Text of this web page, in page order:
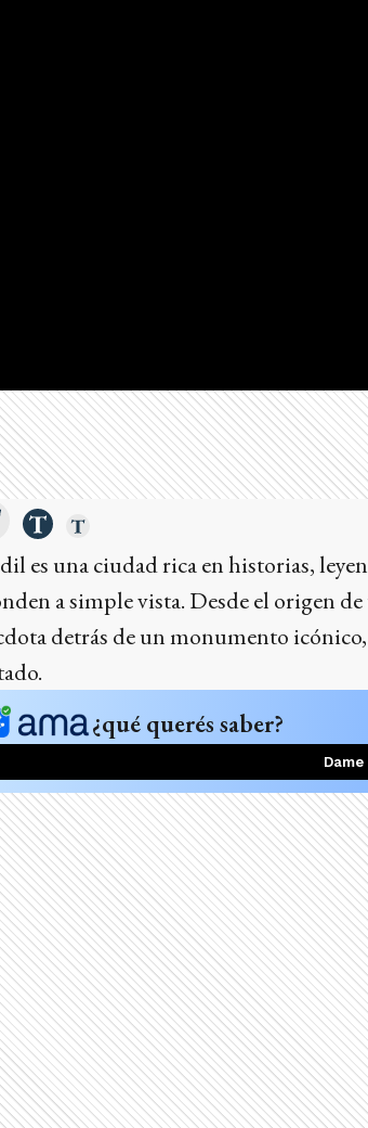
es una ciudad rica en historias,
a simple vista. Desde el origen
detrás de un monumento
¿qué querés saber?